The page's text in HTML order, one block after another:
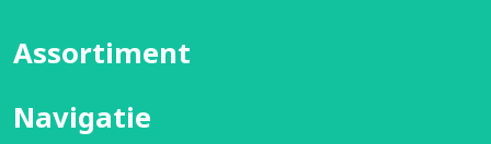
Assortiment
Navigatie